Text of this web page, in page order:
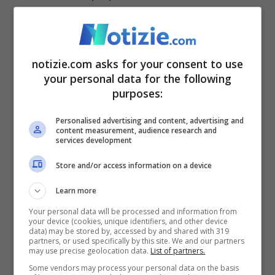
Leggi anche:
Covid, la Lega risponde al
Governo Draghi: la richiesta del leader
Il simbolo del battaglione fa riferimento al
Wolfsangel, che simboleggia una trappola
per lupi. Sullo sfondo è posto il sole nero,
costituito dalla rotazione di una serie di
svastiche inscritte in un cerchio, anch’esso
ispirato alla tradizione runica legata al
notizie.com asks for your consent to use
your personal data for the following
purposes:
Personalised advertising and content, advertising and
content measurement, audience research and
services development
Store and/or access information on a device
Learn more
Your personal data will be processed and information from
your device (cookies, unique identifiers, and other device
data) may be stored by, accessed by and shared with 319
partners, or used specifically by this site. We and our partners
may use precise geolocation data. List of partners.
Some vendors may process your personal data on the basis